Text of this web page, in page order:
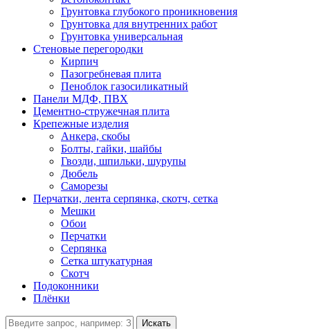
Грунтовка глубокого проникновения
Грунтовка для внутренних работ
Грунтовка универсальная
Стеновые перегородки
Кирпич
Пазогребневая плита
Пеноблок газосиликатный
Панели МДФ, ПВХ
Цементно-стружечная плита
Крепежные изделия
Анкера, скобы
Болты, гайки, шайбы
Гвозди, шпильки, шурупы
Дюбель
Саморезы
Перчатки, лента серпянка, скотч, сетка
Мешки
Обои
Перчатки
Серпянка
Сетка штукатурная
Скотч
Подоконники
Плёнки
Искать